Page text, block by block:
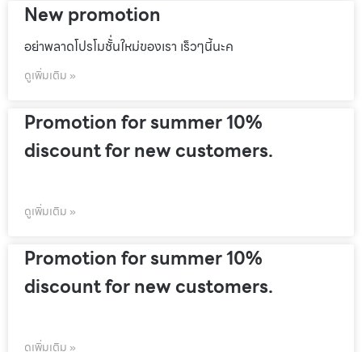
New promotion
อย่าพลาดโปรโมชั้่นใหม่ของเรา เร็วๆนี้นะค
ดูเพิ่มเติม »
Promotion for summer 10%
discount for new customers.
ดูเพิ่มเติม »
Promotion for summer 10%
discount for new customers.
ดูเพิ่มเติม »